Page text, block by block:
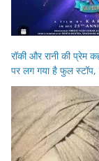
रॉकी और रानी की प्रेम
पर लग गया है फुल स्टॉप,